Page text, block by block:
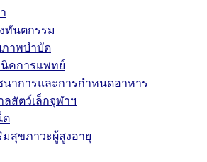
ทันตกรรม
าพบำบัด
คการแพทย์
าการและการกำหนดอาหาร
ลสัตว์เล็กจุฬาฯ
ต
มสุขภาวะผู้สูงอายุ